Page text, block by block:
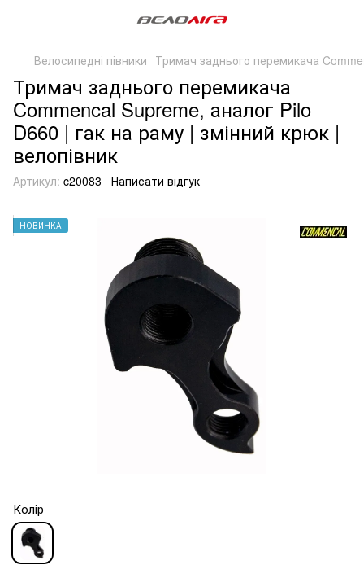
Велосипедні півники Тримач заднього перемикача
Тримач заднього перемикача
Commencal Supreme, аналог Pilo
D660 | гак на раму | змінний крюк |
велопівник
Артикул: c20083 Написати відгук
НОВИНКА
Колір